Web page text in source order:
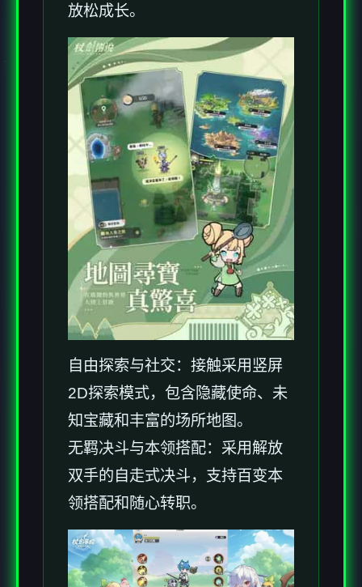
放松成长。
自由探索与社交：接触采用竖屏
2D探索模式，包含隐藏使命、未
知宝藏和丰富的场所地图。
无羁决斗与本领搭配：采用解放
双手的自走式决斗，支持百变本
领搭配和随心转职。